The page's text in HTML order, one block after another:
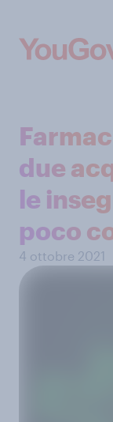
due
le
poco
4 ottobre 2021